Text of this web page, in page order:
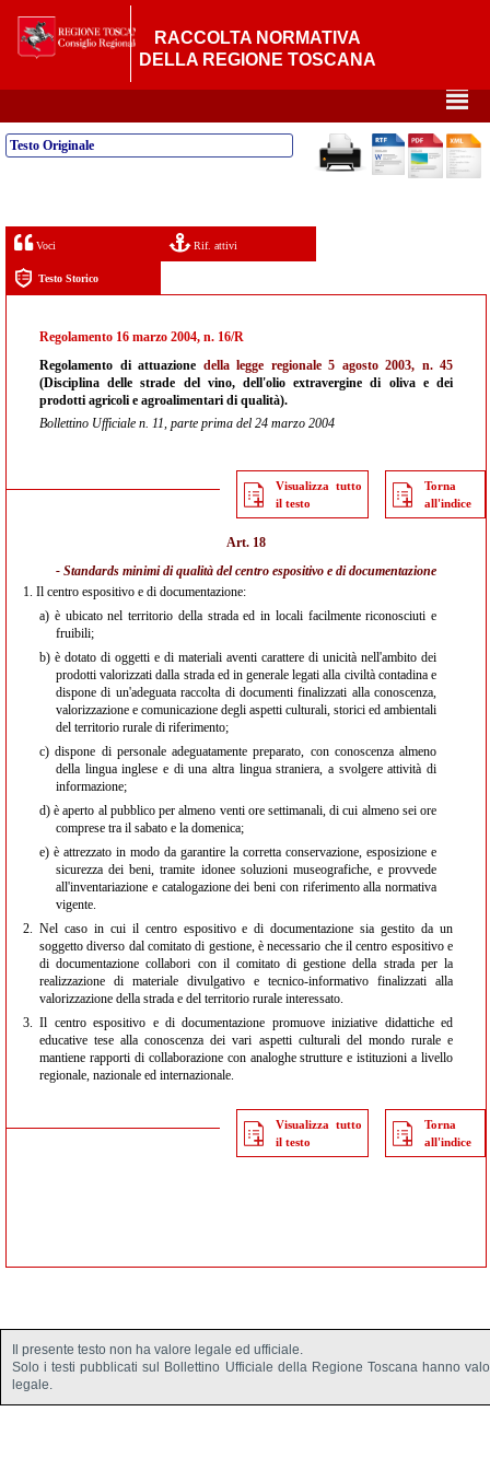
RACCOLTA NORMATIVA
DELLA REGIONE TOSCANA
²
Testo Originale
Voci Rif. attivi
Testo Storico
Regolamento 16 marzo 2004, n. 16/R
Regolamento di attuazione della legge regionale 5 agosto 2003, n. 45
(Disciplina delle strade del vino, dell'olio extravergine di oliva e dei
prodotti agricoli e agroalimentari di qualità).
Bollettino Ufficiale n. 11, parte prima del 24 marzo 2004
Visualizza tutto
il testo
Torna
all'indice
Art. 18
- Standards minimi di qualità del centro espositivo e di documentazione
1. Il centro espositivo e di documentazione:
a) è ubicato nel territorio della strada ed in locali facilmente riconosciuti e
fruibili;
b) è dotato di oggetti e di materiali aventi carattere di unicità nell'ambito dei
prodotti valorizzati dalla strada ed in generale legati alla civiltà contadina e
dispone di un'adeguata raccolta di documenti finalizzati alla conoscenza,
valorizzazione e comunicazione degli aspetti culturali, storici ed ambientali
del territorio rurale di riferimento;
c) dispone di personale adeguatamente preparato, con conoscenza almeno
della lingua inglese e di una altra lingua straniera, a svolgere attività di
informazione;
d) è aperto al pubblico per almeno venti ore settimanali, di cui almeno sei ore
comprese tra il sabato e la domenica;
e) è attrezzato in modo da garantire la corretta conservazione, esposizione e
sicurezza dei beni, tramite idonee soluzioni museografiche, e provvede
all'inventariazione e catalogazione dei beni con riferimento alla normativa
vigente.
2. Nel caso in cui il centro espositivo e di documentazione sia gestito da un
soggetto diverso dal comitato di gestione, è necessario che il centro espositivo e
di documentazione collabori con il comitato di gestione della strada per la
realizzazione di materiale divulgativo e tecnico-informativo finalizzati alla
valorizzazione della strada e del territorio rurale interessato.
3.Il centro espositivo e di documentazione promuove iniziative didattiche ed
educative tese alla conoscenza dei vari aspetti culturali del mondo rurale e
mantiene rapporti di collaborazione con analoghe strutture e istituzioni a livello
regionale, nazionale ed internazionale.
Visualizza tutto
il testo
Torna
all'indice
Il presente testo non ha valore legale ed ufficiale.
Solo i testi pubblicati sul Bollettino Ufficiale della Regione Toscana hanno
legale.